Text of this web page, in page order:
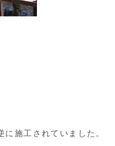
施工されていました。